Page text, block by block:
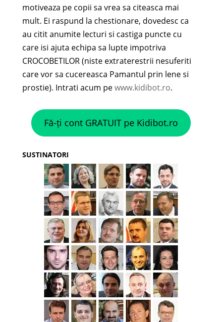
motiveaza pe copii sa vrea sa citeasca mai
mult. Ei raspund la chestionare, dovedesc ca
au citit anumite lecturi si castiga puncte cu
care isi ajuta echipa sa lupte impotriva
CROCOBETILOR (niste extraterestrii nesuferiti
care vor sa cucereasca Pamantul prin lene si
prostie). Intrati acum pewww.kidibot.ro.
Fă-ți cont GRATUIT pe Kidibot.ro
SUSTINATORI